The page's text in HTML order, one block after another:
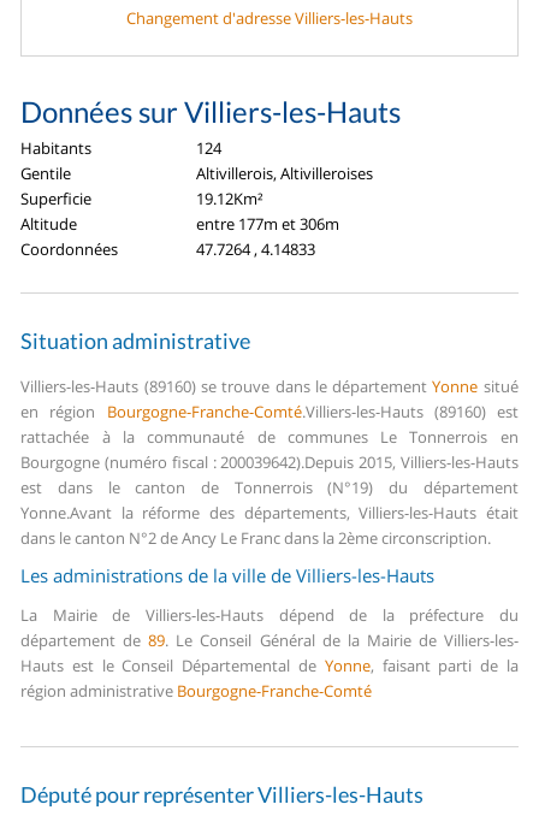
Changement d'adresse Villiers-les-Hauts
Données sur Villiers-les-Hauts
Habitants
124
Gentile
Altivillerois, Altivilleroises
Superficie
19.12Km²
Altitude
entre 177m et 306m
Coordonnées
47.7264 , 4.14833
Situation administrative
Villiers-les-Hauts (89160) se trouve dans le départementYonne situé
en région Bourgogne-Franche-Comté.Villiers-les-Hauts (89160) est
rattachée à la communauté de communes Le Tonnerrois en
Bourgogne (numéro fiscal : 200039642).Depuis 2015, Villiers-les-Hauts
est dans le canton de Tonnerrois (N°19) du département
Yonne.Avant la réforme des départements, Villiers-les-Hauts était
dans le canton N°2 de Ancy Le Franc dans la 2ème circonscription.
Les administrations de la ville de Villiers-les-Hauts
La Mairie de Villiers-les-Hauts dépend de la préfecture du
département de89. Le Conseil Général de la Mairie de Villiers-les-
Hauts est le Conseil Départemental de Yonne, faisant parti de la
région administrative Bourgogne-Franche-Comté
Député pour représenter Villiers-les-Hauts